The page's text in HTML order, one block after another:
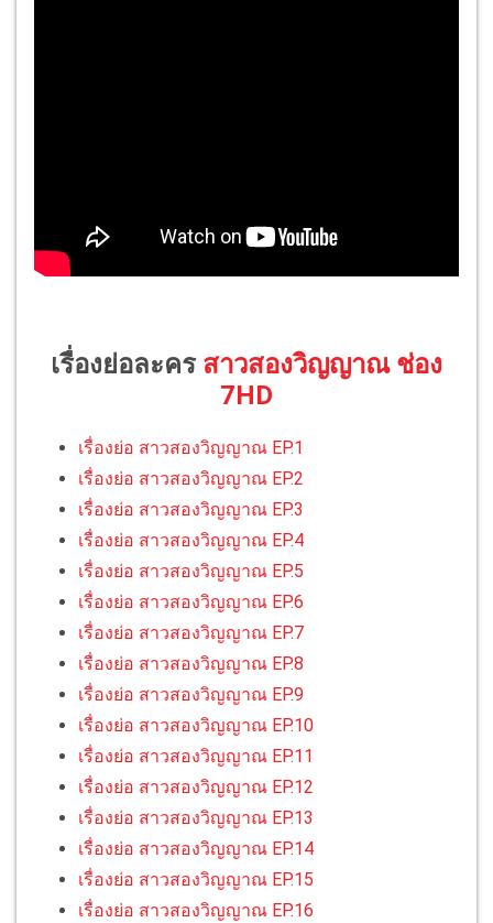
เรื่องย่อละครสาวสองวิญญาณ ช่อง
7HD
เรื่องย่อ สาวสองวิญญาณ EP.1
เรื่องย่อ สาวสองวิญญาณ EP.2
เรื่องย่อ สาวสองวิญญาณ EP.3
เรื่องย่อ สาวสองวิญญาณ EP.4
เรื่องย่อ สาวสองวิญญาณ EP.5
เรื่องย่อ สาวสองวิญญาณ EP.6
เรื่องย่อ สาวสองวิญญาณ EP.7
เรื่องย่อ สาวสองวิญญาณ EP.8
เรื่องย่อ สาวสองวิญญาณ EP.9
เรื่องย่อ สาวสองวิญญาณ EP.10
เรื่องย่อ สาวสองวิญญาณ EP.11
เรื่องย่อ สาวสองวิญญาณ EP.12
เรื่องย่อ สาวสองวิญญาณ EP.13
เรื่องย่อ สาวสองวิญญาณ EP.14
เรื่องย่อ สาวสองวิญญาณ EP.15
เรื่องย่อ สาวสองวิญญาณ EP.16